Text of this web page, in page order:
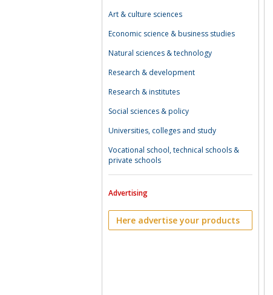
Art & culture sciences
Economic science & business studies
Natural sciences & technology
Research & development
Research & institutes
Social sciences & policy
Universities, colleges and study
Vocational school, technical schools &
private schools
Advertising
Here advertise your products